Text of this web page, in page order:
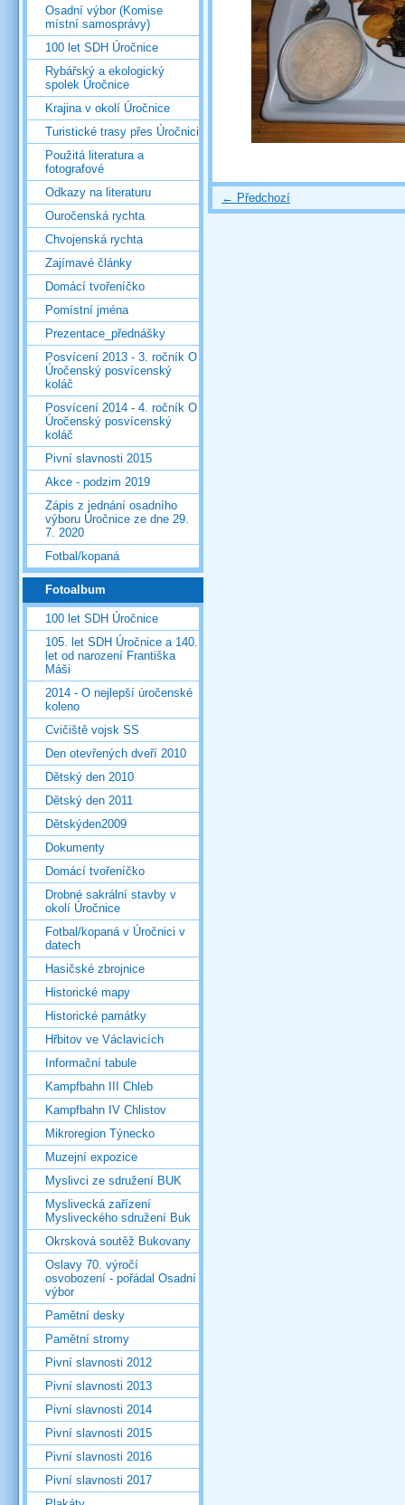
← Předchozí
Osadní výbor (Komise
místní samosprávy)
100 let SDH Úročnice
Rybářský a ekologický
spolek Úročnice
Krajina v okolí Úročnice
Turistické trasy přes Úročnici
Použitá literatura a
fotografové
Odkazy na literaturu
Ouročenská rychta
Chvojenská rychta
Zajímavé články
Domácí tvořeníčko
Pomístní jména
Prezentace_přednášky
Posvícení 2013 - 3. ročník O
Úročenský posvícenský
koláč
Posvícení 2014 - 4. ročník O
Úročenský posvícenský
koláč
Pivní slavnosti 2015
Akce - podzim 2019
Zápis z jednání osadního
výboru Úročnice ze dne 29.
7. 2020
Fotbal/kopaná
Fotoalbum
100 let SDH Úročnice
105. let SDH Úročnice a 140.
let od narození Františka
Máši
2014 - O nejlepší úročenské
koleno
Cvičiště vojsk SS
Den otevřených dveří 2010
Dětský den 2010
Dětský den 2011
Dětskýden2009
Dokumenty
Domácí tvořeníčko
Drobné sakrální stavby v
okolí Úročnice
Fotbal/kopaná v Úročnici v
datech
Hasičské zbrojnice
Historické mapy
Historické památky
Hřbitov ve Václavicích
Informační tabule
Kampfbahn III Chleb
Kampfbahn IV Chlistov
Mikroregion Týnecko
Muzejní expozice
Myslivci ze sdružení BUK
Myslivecká zařízení
Mysliveckého sdružení Buk
Okrsková soutěž Bukovany
Oslavy 70. výročí
osvobození - pořádal Osadní
výbor
Pamětní desky
Pamětní stromy
Pivní slavnosti 2012
Pivní slavnosti 2013
Pivní slavnosti 2014
Pivní slavnosti 2015
Pivní slavnosti 2016
Pivní slavnosti 2017